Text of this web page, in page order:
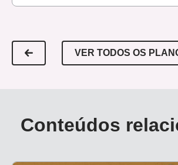
VER TODOS OS
Conteúdos